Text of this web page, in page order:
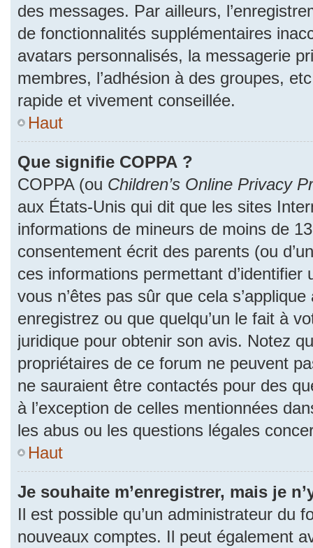
des messages. Par ailleurs,
de fonctionnalités supplémentaires
avatars personnalisés, la messagerie
membres, l’adhésion à des groupes,
rapide et vivement conseillée.
Haut
Que signifie COPPA ?
COPPA (ou Children’s Online Privacy
aux États-Unis qui dit que les sites
informations de mineurs de moins de
consentement écrit des parents (ou
ces informations permettant
vous n’êtes pas sûr que cela
enregistrez ou que quelqu’un le fait à
juridique pour obtenir son avis. Notez
propriétaires de ce forum ne peuvent
ne sauraient être contactés pour des
à l’exception de celles mentionnées
les abus ou les questions légales
Haut
Je souhaite m’enregistrer, mais je
Il est possible qu’un administrateur du
nouveaux comptes. Il peut également